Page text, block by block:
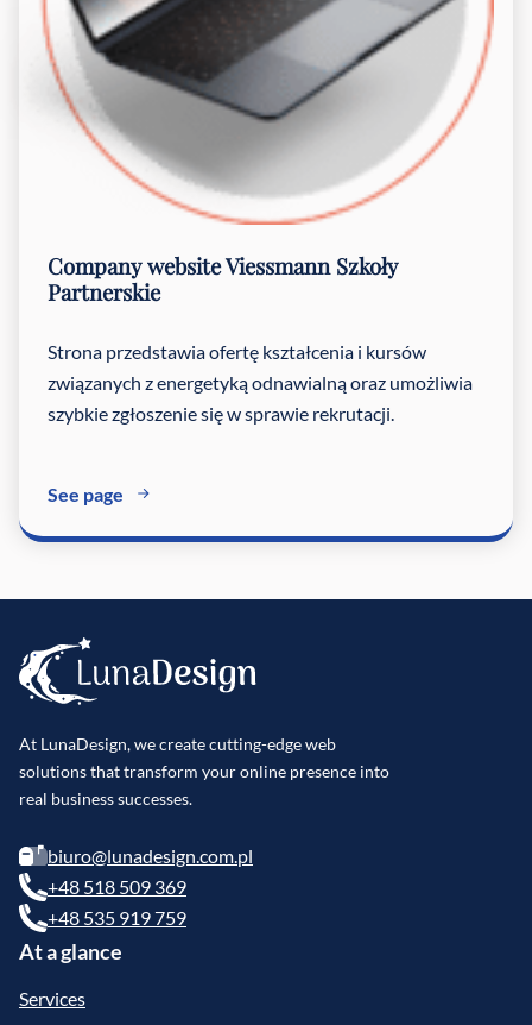
Company websiteViessmann Szkoły
Partnerskie
Strona przedstawia ofertę kształcenia i kursów
związanych z energetyką odnawialną oraz umożliwia
szybkie zgłoszenie się w sprawie rekrutacji.
See page
At LunaDesign, we create cutting-edge web
solutions that transform your online presence into
real business successes.
biuro@lunadesign.com.pl
+48 518 509 369
+48 535 919 759
At a glance
Services